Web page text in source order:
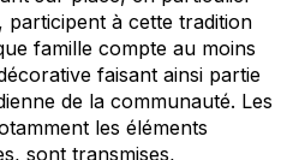
participent à cette tradition
famille compte au moins
faisant ainsi partie
de la communauté. Les
les éléments
sont transmises,